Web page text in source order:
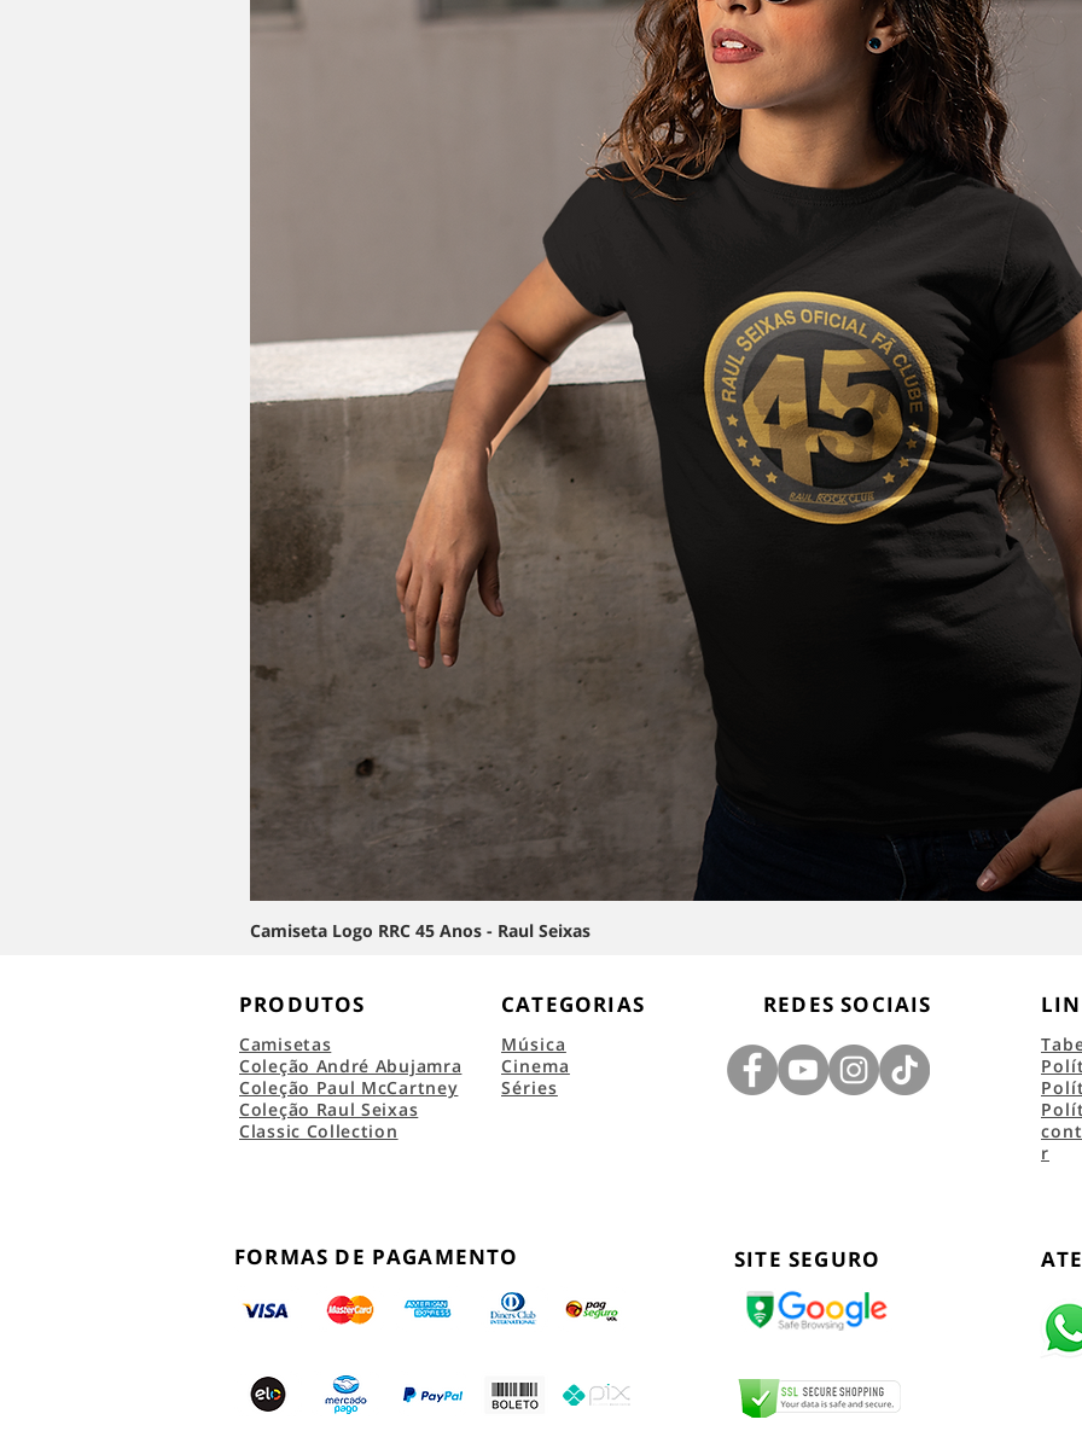
Camiseta Logo RRC 45 Anos - Raul Seixas
PRODUTOS
Camisetas
Coleção André Abujamra
Coleção Paul McCartney
Coleção Raul Seixas
Classic Collection
CATEGORIAS
Música
Cinema
Séries
REDES SOCIAIS
r
FORMAS DE PAGAMENTO SITE SEGURO